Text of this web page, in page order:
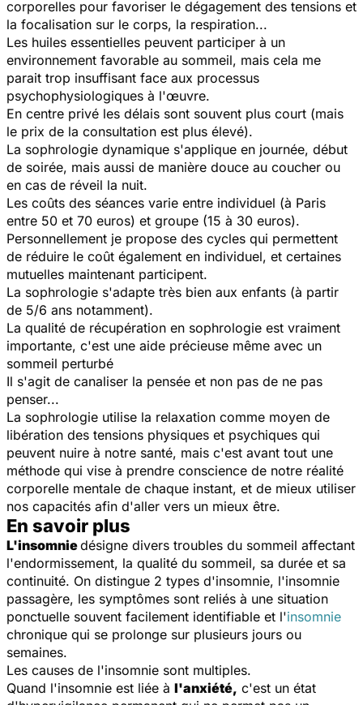
corporelles pour favoriser le dégagement des tensions et
la focalisation sur le corps, la respiration...
Les huiles essentielles peuvent participer à un
environnement favorable au sommeil, mais cela me
parait trop insuffisant face aux processus
psychophysiologiques à l'œuvre.
En centre privé les délais sont souvent plus court (mais
le prix de la consultation est plus élevé).
La sophrologie dynamique s'applique en journée, début
de soirée, mais aussi de manière douce au coucher ou
en cas de réveil la nuit.
Les coûts des séances varie entre individuel (à Paris
entre 50 et 70 euros) et groupe (15 à 30 euros).
Personnellement je propose des cycles qui permettent
de réduire le coût également en individuel, et certaines
mutuelles maintenant participent.
La sophrologie s'adapte très bien aux enfants (à partir
de 5/6 ans notamment).
La qualité de récupération en sophrologie est vraiment
importante, c'est une aide précieuse même avec un
sommeil perturbé
Il s'agit de canaliser la pensée et non pas de ne pas
penser...
La sophrologie utilise la relaxation comme moyen de
libération des tensions physiques et psychiques qui
peuvent nuire à notre santé, mais c'est avant tout une
méthode qui vise à prendre conscience de notre réalité
corporelle mentale de chaque instant, et de mieux utiliser
nos capacités afin d'aller vers un mieux être.
En savoir plus
L'insomniedésigne divers troubles du sommeil affectant
l'endormissement, la qualité du sommeil, sa durée et sa
continuité. On distingue 2 types d'insomnie, l'insomnie
passagère, les symptômes sont reliés à une situation
ponctuelle souvent facilement identifiable et l'insomnie
chronique qui se prolonge sur plusieurs jours ou
semaines.
Les causes de l'insomnie sont multiples.
Quand l'insomnie est liée à l'anxiété, c'est un état